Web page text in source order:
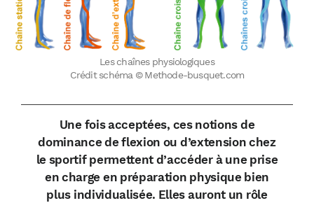
Les chaînes physiologiques
Crédit schéma © Methode-busquet.com
Une fois acceptées, ces notions de
dominance de flexion ou d’extension chez
le sportif permettent d’accéder à une prise
en charge en préparation physique bien
plus individualisée. Elles auront un rôle